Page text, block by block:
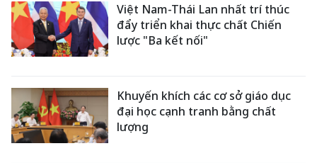
Việt Nam-Thái Lan nhất trí thúc
đẩy triển khai thực chất Chiến
lược "Ba kết nối"
Khuyến khích các cơ sở giáo dục
đại học cạnh tranh bằng chất
lượng